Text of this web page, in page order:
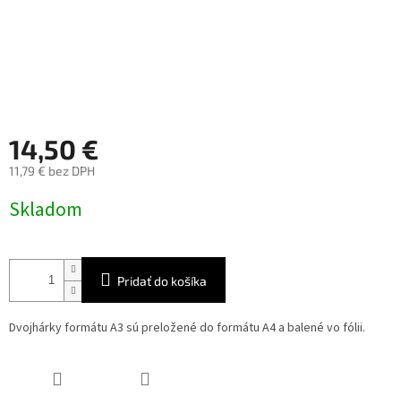
14,50 €
11,79 € bez DPH
cena:
Skladom
Pridať do košíka
Dvojhárky formátu A3 sú preložené do formátu A4 a balené vo fólii.